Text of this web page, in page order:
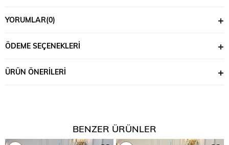
YORUMLAR(0)
ÖDEME SEÇENEKLERI
ÜRÜN ÖNERILERI
BENZER ÜRÜNLER